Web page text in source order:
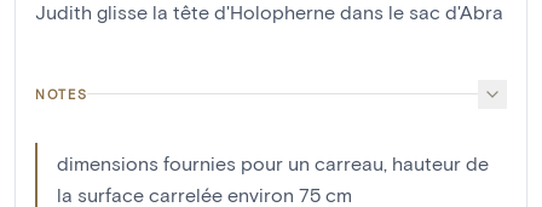
Judith glisse la tête d'Holopherne dans le sac d'Abra
NOTES
dimensions fournies pour un carreau, hauteur de
la surface carrelée environ 75 cm